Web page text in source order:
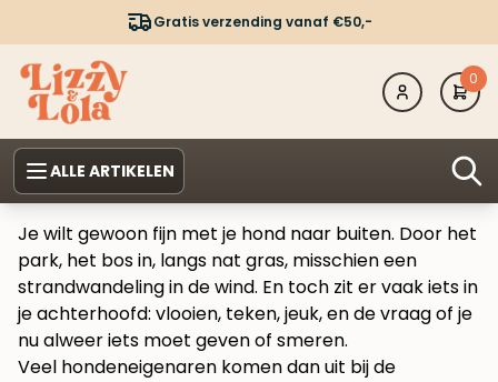
Gratis verzending vanaf €50,-
0
ALLE ARTIKELEN
Je wilt gewoon fijn met je hond naar buiten. Door het
park, het bos in, langs nat gras, misschien een
strandwandeling in de wind. En toch zit er vaak iets in
je achterhoofd: vlooien, teken, jeuk, en de vraag of je
nu alweer iets moet geven of smeren.
Veel hondeneigenaren komen dan uit bij de